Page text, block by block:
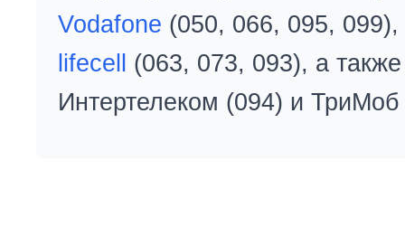
Vodafone (050, 066, 095, 099),
lifecell
(063, 073, 093), а
Интертелеком (094) и ТриМоб